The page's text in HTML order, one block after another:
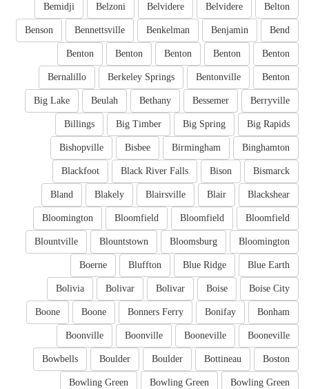
Belton
Belvidere
Belvidere
Belzoni
Bemidji
Bend
Benjamin
Benkelman
Bennettsville
Benson
Benton
Benton
Benton
Benton
Benton
Benton
Bentonville
Berkeley Springs
Bernalillo
Berryville
Bessemer
Bethany
Beulah
Big Lake
Big Rapids
Big Spring
Big Timber
Billings
Binghamton
Birmingham
Bisbee
Bishopville
Bismarck
Bison
Black River Falls
Blackfoot
Blackshear
Blair
Blairsville
Blakely
Bland
Bloomfield
Bloomfield
Bloomfield
Bloomington
Bloomington
Bloomsburg
Blountstown
Blountville
Blue Earth
Blue Ridge
Bluffton
Boerne
Boise City
Boise
Bolivar
Bolivar
Bolivia
Bonham
Bonifay
Bonners Ferry
Boone
Boone
Booneville
Booneville
Boonville
Boonville
Boston
Bottineau
Boulder
Boulder
Bowbells
Bowling Green
Bowling Green
Bowling Green